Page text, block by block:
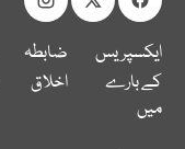
ایکسپریس
کے بارے
میں
ضابطہ
اخلاق